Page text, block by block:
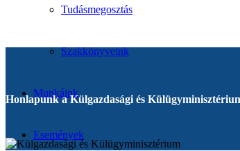
Tudásmegosztás
Szakkönyveink
Munkáink
Események
Honlapunk a Külgazdasági és